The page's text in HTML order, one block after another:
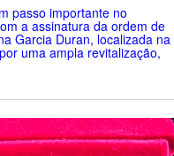
passo importante no
a assinatura da ordem de
Garcia Duran, localizada na
uma ampla revitalização,